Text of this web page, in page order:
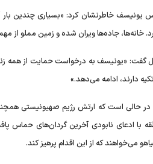
یونیسف خاطرنشان کرد: «بسیاری چندین بار
خانه‌ها، جاده‌ها ویران شده و زمین مملو از
گفت: «یونیسف به درخواست حمایت از همه
دارند، ادامه می‌دهد.»
در حالی است که ارتش رژیم صهیونیستی
با ادعای نابودی آخرین گردان‌های حماس
می‌خواهند که از این اقدام پرهیز کند.